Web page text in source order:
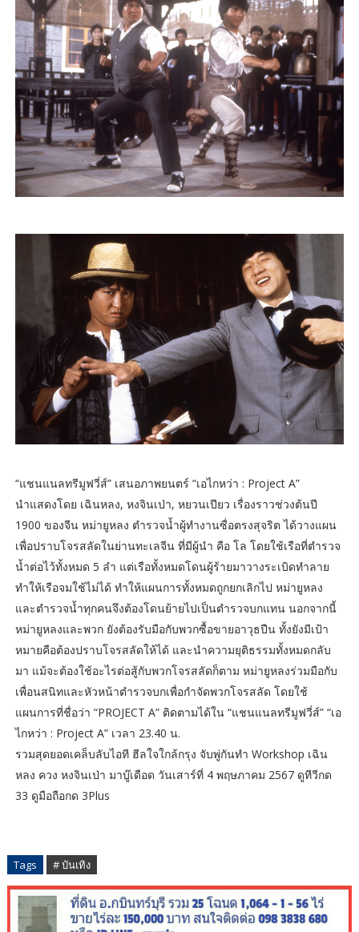
“แชนแนลทรีมูฟวี่ส์” เสนอภาพยนตร์ “เอไกหว่า : Project A”
นำแสดงโดย เฉินหลง, หงจินเป่า, หยวนเปียว เรื่องราวช่วงต้นปี
1900 ของจีน หม่ายูหลง ตำรวจน้ำผู้ทำงานซื่อตรงสุจริต ได้วางแผน
เพื่อปราบโจรสลัดในย่านทะเลจีน ที่มีผู้นำ คือ โล โดยใช้เรือที่ตำรวจ
น้ำต่อไว้ทั้งหมด 5 ลำ แต่เรือทั้งหมดโดนผู้ร้ายมาวางระเบิดทำลาย
ทำให้เรือจมใช้ไม่ได้ ทำให้แผนการทั้งหมดถูกยกเลิกไป หม่ายูหลง
และตำรวจน้ำทุกคนจึงต้องโดนย้ายไปเป็นตำรวจบกแทน นอกจากนี้
หม่ายูหลงและพวก ยังต้องรับมือกับพวกซื้อขายอาวุธปืน ทั้งยังมีเป้า
หมายคือต้องปราบโจรสลัดให้ได้ และนำความยุติธรรมทั้งหมดกลับ
มา แม้จะต้องใช้อะไรต่อสู้กับพวกโจรสลัดก็ตาม หม่ายูหลงร่วมมือกับ
เพื่อนสนิทและหัวหน้าตำรวจบกเพื่อกำจัดพวกโจรสลัด โดยใช้
แผนการที่ชื่อว่า “PROJECT A” ติดตามได้ใน “แชนแนลทรีมูฟวี่ส์” “เอ
ไกหว่า : Project A” เวลา 23.40 น.
รวมสุดยอดเคล็บลับไอที ฮีลใจใกล้กรุง จับพู่กันทำ Workshop เฉิน
หลง ควง หงจินเป่า มาบู๊เดือด วันเสาร์ที่ 4 พฤษภาคม 2567 ดูทีวีกด
33 ดูมือถือกด 3Plus
Tags # บันเทิง